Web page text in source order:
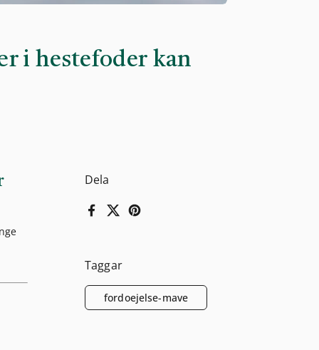
i hestefoder kan
Dela
Facebook
X (Twitter)
Pinterest
Taggar
fordoejelse-mave